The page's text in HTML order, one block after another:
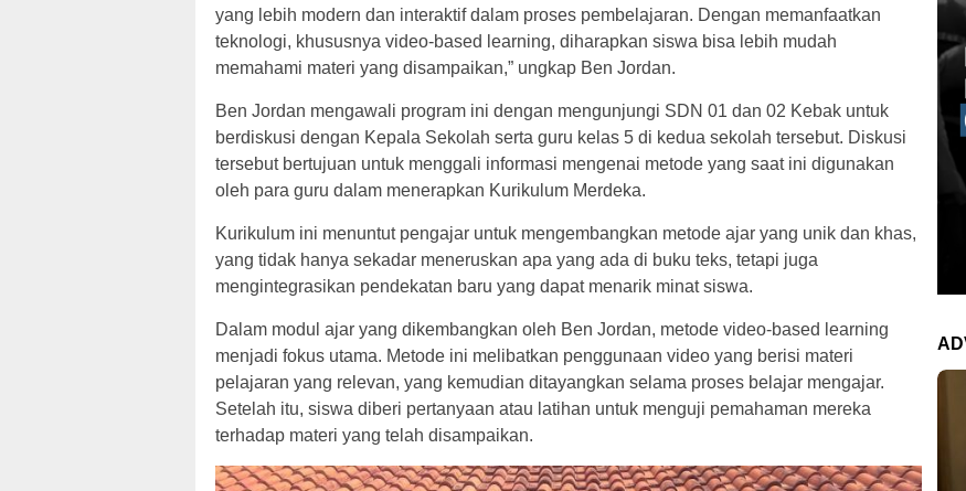
yang lebih modern dan interaktif dalam proses pembelajaran. Dengan memanfaatkan
teknologi, khususnya video-based learning, diharapkan siswa bisa lebih mudah
memahami materi yang disampaikan,” ungkap Ben Jordan.
Ben Jordan mengawali program ini dengan mengunjungi SDN 01 dan 02 Kebak untuk
berdiskusi dengan Kepala Sekolah serta guru kelas 5 di kedua sekolah tersebut. Diskusi
tersebut bertujuan untuk menggali informasi mengenai metode yang saat ini digunakan
oleh para guru dalam menerapkan Kurikulum Merdeka.
Kurikulum ini menuntut pengajar untuk mengembangkan metode ajar yang unik dan khas,
yang tidak hanya sekadar meneruskan apa yang ada di buku teks, tetapi juga
mengintegrasikan pendekatan baru yang dapat menarik minat siswa.
Dalam modul ajar yang dikembangkan oleh Ben Jordan, metode video-based learning
menjadi fokus utama. Metode ini melibatkan penggunaan video yang berisi materi
pelajaran yang relevan, yang kemudian ditayangkan selama proses belajar mengajar.
Setelah itu, siswa diberi pertanyaan atau latihan untuk menguji pemahaman mereka
terhadap materi yang telah disampaikan.